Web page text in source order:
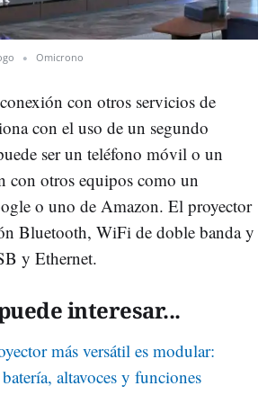
Omicrono
con otros servicios de
con el uso de un segundo
ser un teléfono móvil o un
con otros equipos como un
o uno de Amazon. El proyector
Bluetooth, WiFi de doble banda y
y Ethernet.
interesar...
más versátil es modular:
altavoces y funciones